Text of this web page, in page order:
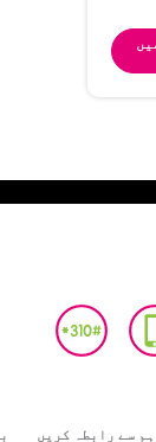
ہم سے رابطہ کریں